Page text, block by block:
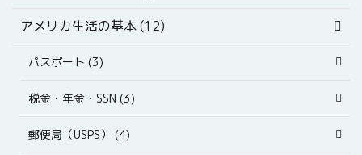
アメリカ生活の基本 (12)
パスポート (3)
税金・年金・SSN (3)
郵便局（USPS） (4)